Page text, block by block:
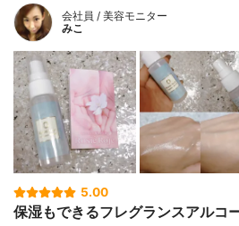
会社員 / 美容モニター
みこ
5.00
保湿もできるフレグランスアルコ